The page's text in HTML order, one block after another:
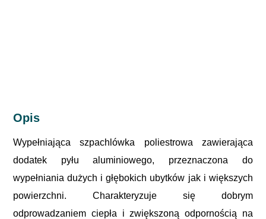
Opis
Wypełniająca szpachlówka poliestrowa zawierająca
dodatek pyłu aluminiowego, przeznaczona do
wypełniania dużych i głębokich ubytków jak i większych
powierzchni. Charakteryzuje się dobrym
odprowadzaniem ciepła i zwiększoną odpornością na